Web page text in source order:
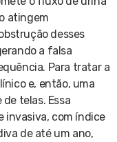
atingem
desses
a falsa
Para tratar a
e, então, uma
telas. Essa
invasiva, com índice
de até um ano,